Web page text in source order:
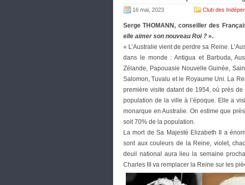
16 mai, 2023 Club des
Serge THOMANN, conseiller des
elle aimer son nouveau Roi ? ».
« L’Australie vient de perdre sa Reine.
dans le monde : Antigua et Barbuda,
Zélande, Papouasie Nouvelle Guinée,
Salomon, Tuvalu et le Royaume Uni. La
première visite datant de 1954, où près
population de la ville à l’époque. Elle a
monarque en Australie. On estime que
soit 70% de la population.
La mort de Sa Majesté Elizabeth II a
sont aux couleurs de la Reine, violet,
deuil national aura lieu la semaine
Charles III va remplacer la Reine sur les